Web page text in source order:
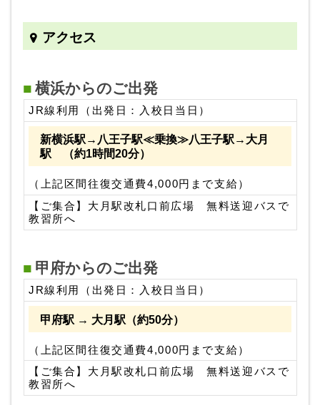
アクセス
横浜からのご出発
JR線利用（出発日：入校日当日）
新横浜駅→八王子駅≪乗換≫八王子駅→大月
駅 （約1時間20分）
（上記区間往復交通費4,000円まで支給）
【ご集合】大月駅改札口前広場 無料送迎バスで
教習所へ
甲府からのご出発
JR線利用（出発日：入校日当日）
甲府駅 → 大月駅（約50分）
（上記区間往復交通費4,000円まで支給）
【ご集合】大月駅改札口前広場 無料送迎バスで
教習所へ